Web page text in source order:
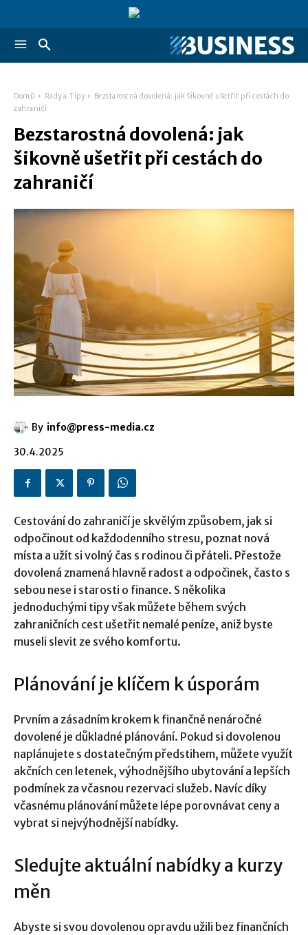
Domů Rady a Tipy
Bezstarostná dovolená: jak šikovně ušetřit při cestách do
zahraničí
Bezstarostná dovolená: jak
šikovně ušetřit při cestách do
zahraničí
By info@press-media.cz
30.4.2025
Cestování do zahraničí je skvělým způsobem, jak si
odpočinout od každodenního stresu, poznat nová
místa a užít si volný čas s rodinou či přáteli. Přestože
dovolená znamená hlavně radost a odpočinek, často s
sebou nese i starosti o finance. S několika
jednoduchými tipy však můžete během svých
zahraničních cest ušetřit nemalé peníze, aniž byste
museli slevit ze svého komfortu.
Plánování je klíčem k úsporám
Prvním a zásadním krokem k finančně nenáročné
dovolené je důkladné plánování. Pokud si dovolenou
naplánujete s dostatečným předstihem, můžete využít
akčních cen letenek, výhodnějšího ubytování a lepších
podmínek za včasnou rezervaci služeb. Navíc díky
včasnému plánování můžete lépe porovnávat ceny a
vybrat si nejvýhodnější nabídky.
Sledujte aktuální nabídky a kurzy
měn
Abyste si svou dovolenou opravdu užili bez finančních